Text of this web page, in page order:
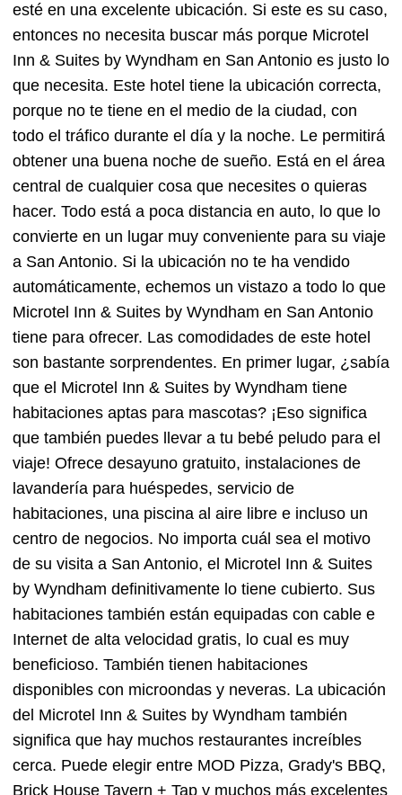
esté en una excelente ubicación. Si este es su caso,
entonces no necesita buscar más porque Microtel
Inn & Suites by Wyndham en San Antonio es justo lo
que necesita. Este hotel tiene la ubicación correcta,
porque no te tiene en el medio de la ciudad, con
todo el tráfico durante el día y la noche. Le permitirá
obtener una buena noche de sueño. Está en el área
central de cualquier cosa que necesites o quieras
hacer. Todo está a poca distancia en auto, lo que lo
convierte en un lugar muy conveniente para su viaje
a San Antonio. Si la ubicación no te ha vendido
automáticamente, echemos un vistazo a todo lo que
Microtel Inn & Suites by Wyndham en San Antonio
tiene para ofrecer. Las comodidades de este hotel
son bastante sorprendentes. En primer lugar, ¿sabía
que el Microtel Inn & Suites by Wyndham tiene
habitaciones aptas para mascotas? ¡Eso significa
que también puedes llevar a tu bebé peludo para el
viaje! Ofrece desayuno gratuito, instalaciones de
lavandería para huéspedes, servicio de
habitaciones, una piscina al aire libre e incluso un
centro de negocios. No importa cuál sea el motivo
de su visita a San Antonio, el Microtel Inn & Suites
by Wyndham definitivamente lo tiene cubierto. Sus
habitaciones también están equipadas con cable e
Internet de alta velocidad gratis, lo cual es muy
beneficioso. También tienen habitaciones
disponibles con microondas y neveras. La ubicación
del Microtel Inn & Suites by Wyndham también
significa que hay muchos restaurantes increíbles
cerca. Puede elegir entre MOD Pizza, Grady's BBQ,
Brick House Tavern + Tap y muchos más excelentes